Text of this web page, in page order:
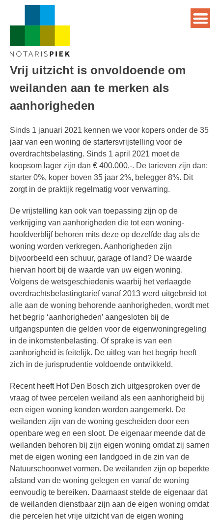
Vrij uitzicht is onvoldoende om
weilanden aan te merken als
aanhorigheden
Sinds 1 januari 2021 kennen we voor kopers onder de 35
jaar van een woning de startersvrijstelling voor de
overdrachtsbelasting. Sinds 1 april 2021 moet de
koopsom lager zijn dan € 400.000,-. De tarieven zijn dan:
starter 0%, koper boven 35 jaar 2%, belegger 8%. Dit
zorgt in de praktijk regelmatig voor verwarring.
De vrijstelling kan ook van toepassing zijn op de
verkrijging van aanhorigheden die tot een woning-
hoofdverblijf behoren mits deze op dezelfde dag als de
woning worden verkregen. Aanhorigheden zijn
bijvoorbeeld een schuur, garage of land? De waarde
hiervan hoort bij de waarde van uw eigen woning.
Volgens de wetsgeschiedenis waarbij het verlaagde
overdrachtsbelastingtarief vanaf 2013 werd uitgebreid tot
alle aan de woning behorende aanhorigheden, wordt met
het begrip ‘aanhorigheden’ aangesloten bij de
uitgangspunten die gelden voor de eigenwoningregeling
in de inkomstenbelasting. Of sprake is van een
aanhorigheid is feitelijk. De uitleg van het begrip heeft
zich in de jurisprudentie voldoende ontwikkeld.
Recent heeft Hof Den Bosch zich uitgesproken over de
vraag of twee percelen weiland als een aanhorigheid bij
een eigen woning konden worden aangemerkt. De
weilanden zijn van de woning gescheiden door een
openbare weg en een sloot. De eigenaar meende dat de
weilanden behoren bij zijn eigen woning omdat zij samen
met de eigen woning een landgoed in de zin van de
Natuurschoonwet vormen. De weilanden zijn op beperkte
afstand van de woning gelegen en vanaf de woning
eenvoudig te bereiken. Daarnaast stelde de eigenaar dat
de weilanden dienstbaar zijn aan de eigen woning omdat
die percelen het vrije uitzicht van de eigen woning